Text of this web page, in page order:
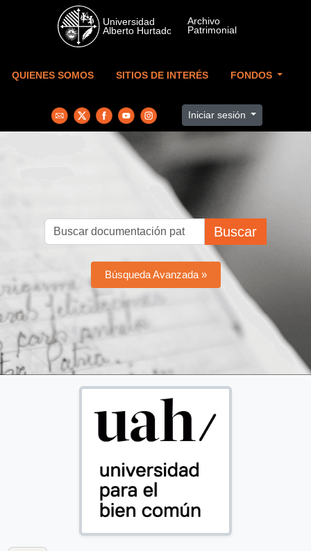
Skip to main content
QUIENES SOMOS SITIOS DE INTERÉS FONDOS
Iniciar sesión
Buscar
Búsqueda Avanzada »